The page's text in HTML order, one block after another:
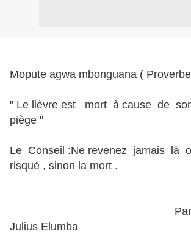
Mopute agwa mbonguana (
" Le lièvre est mort à cause de
piège "
Le Conseil :Ne revenez jamais là
risqué , sinon la mort .
Par le
Julius Elumba